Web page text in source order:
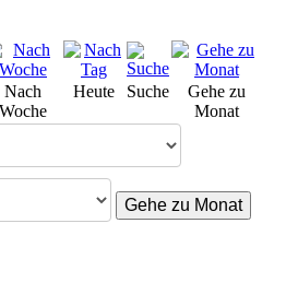
Nach
Woche
Heute Suche
Gehe zu
Monat
Gehe zu Monat